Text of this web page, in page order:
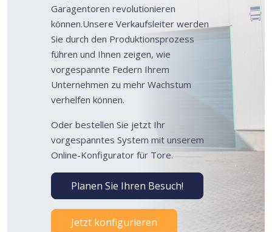
Garagentoren revolutionieren
können.Unsere Verkaufsleiter werden
Sie durch den Produktionsprozess
führen und Ihnen zeigen, wie
vorgespannte Federn Ihrem
Unternehmen zu mehr Wachstum
verhelfen können.
Oder bestellen Sie jetzt Ihr
vorgespanntes System mit unserem
Online-Konfigurator für Tore.
Planen Sie Ihren Besuch!
Jetzt konfigurieren